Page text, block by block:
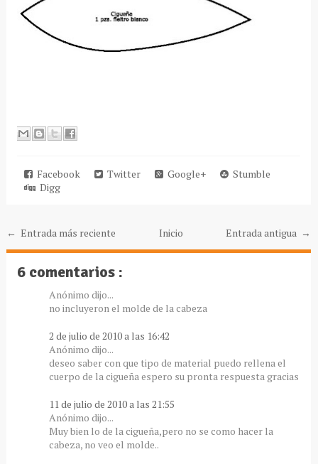
Facebook Twitter Google+
Stumble
Digg
← Entrada más reciente Entrada antigua →
Inicio
6 comentarios :
Anónimo dijo...
no incluyeron el molde de la cabeza
2 de julio de 2010 a las 16:42
Anónimo dijo...
deseo saber con que tipo de material puedo rellena el
cuerpo de la cigueña espero su pronta respuesta gracias
11 de julio de 2010 a las 21:55
Anónimo dijo...
Muy bien lo de la cigueña,pero no se como hacer la
cabeza, no veo el molde..